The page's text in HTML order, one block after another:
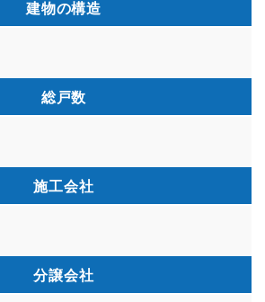
建物の構造
総戸数
施工会社
分譲会社